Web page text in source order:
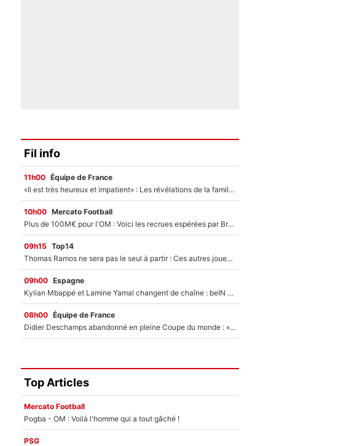
Fil info
11h00 Équipe de France
«Il est très heureux et impatient» : Les révélations de la famille Zidane sur sa prise de pouvoir en équipe de France !
10h00 Mercato Football
Plus de 100M€ pour l'OM : Voici les recrues espérées par Bruno Genesio et Grégory Lorenzi après l’opération dégraissage
09h15 Top14
Thomas Ramos ne sera pas le seul à partir : Ces autres joueurs du XV de France pourraient aussi quitter le Stade Toulousain, un club de Top 14 est déjà sur les rangs
09h00 Espagne
Kylian Mbappé et Lamine Yamal changent de chaîne : beIN SPORTS ne digère pas cette décision historique et prédit un fiasco pour la Liga
08h00 Équipe de France
Didier Deschamps abandonné en pleine Coupe du monde : «La FFF était déjà passée à Zinedine Zidane»
Top Articles
Mercato Football
Pogba - OM : Voilà l'homme qui a tout gâché !
PSG